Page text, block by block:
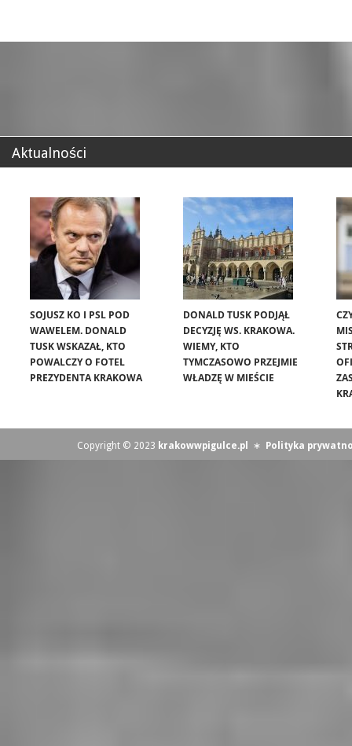
Aktualności
SOJUSZ KO I PSL POD
WAWELEM. DONALD
TUSK WSKAZAŁ, KTO
POWALCZY O FOTEL
PREZYDENTA KRAKOWA
DONALD TUSK PODJĄŁ
DECYZJĘ WS. KRAKOWA.
WIEMY, KTO
TYMCZASOWO PRZEJMIE
WŁADZĘ W MIEŚCIE
Copyright © 2023 krakowwpigulce.pl ∗ Polityka